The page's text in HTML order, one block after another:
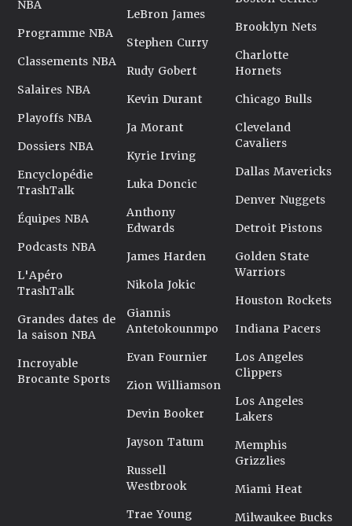
NBA
Programme NBA
Classements NBA
Salaires NBA
Playoffs NBA
Dossiers NBA
Encyclopédie
TrashTalk
Équipes NBA
Podcasts NBA
L'Apéro
TrashTalk
Grandes dates de
la saison NBA
Incroyable
Brocante Sports
LeBron James
Stephen Curry
Rudy Gobert
Kevin Durant
Ja Morant
Kyrie Irving
Luka Doncic
Anthony
Edwards
James Harden
Nikola Jokic
Giannis
Antetokounmpo
Evan Fournier
Zion Williamson
Devin Booker
Jayson Tatum
Russell
Westbrook
Trae Young
Brooklyn Nets
Charlotte
Hornets
Chicago Bulls
Cleveland
Cavaliers
Dallas Mavericks
Denver Nuggets
Detroit Pistons
Golden State
Warriors
Houston Rockets
Indiana Pacers
Los Angeles
Clippers
Los Angeles
Lakers
Memphis
Grizzlies
Miami Heat
Milwaukee Bucks